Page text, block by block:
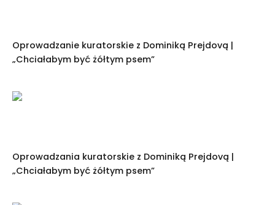
Oprowadzanie kuratorskie z Dominiką Prejdovą |
„Chciałabym być żółtym psem”
Oprowadzania kuratorskie z Dominiką Prejdovą |
„Chciałabym być żółtym psem”